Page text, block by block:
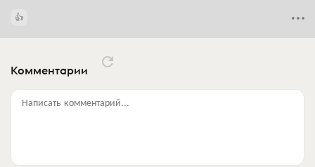
Комментарии
Написать комментарий...